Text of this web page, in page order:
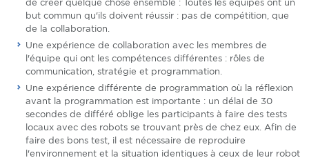
de créer quelque chose ensemble : Toutes les équipes ont un
but commun qu'ils doivent réussir : pas de compétition, que
de la collaboration.
Une expérience de collaboration avec les membres de
l'équipe qui ont les compétences différentes : rôles de
communication, stratégie et programmation.
Une expérience différente de programmation où la réflexion
avant la programmation est importante : un délai de 30
secondes de différé oblige les participants à faire des tests
locaux avec des robots se trouvant près de chez eux. Afin de
faire des bons test, il est nécessaire de reproduire
l'environnement et la situation identiques à ceux de leur robot